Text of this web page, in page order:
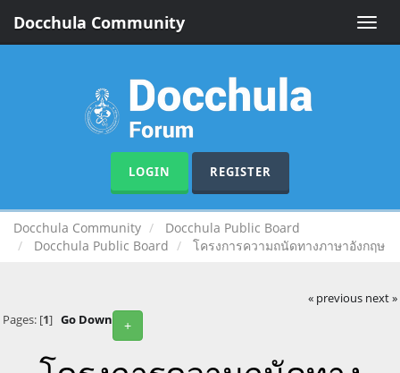
Toggle
Docchula Community
LOGIN REGISTER
Docchula Community
Docchula Public Board
Docchula Public Board
โครงการความถนัดทางภาษาอังกฤษ
« previous next »
+
Pages: [1] Go Down